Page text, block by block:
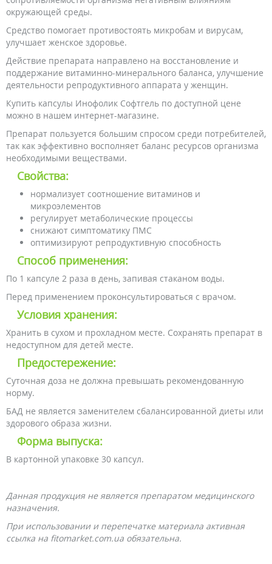
окружающей среды.
Средство помогает противостоять микробам и вирусам,
улучшает женское здоровье.
Действие препарата направлено на восстановление и
поддержание витаминно-минерального баланса, улучшение
деятельности репродуктивного аппарата у женщин.
Купить капсулы Инофолик Софтгель по доступной цене
можно в нашем интернет-магазине.
Препарат пользуется большим спросом среди потребителей,
так как эффективно восполняет баланс ресурсов организма
необходимыми веществами.
Свойства:
нормализует соотношение витаминов и
микроэлементов
регулирует метаболические процессы
снижают симптоматику ПМС
оптимизируют репродуктивную способность
Способ применения:
По 1 капсуле 2 раза в день, запивая стаканом воды.
Перед применением проконсультироваться с врачом.
Условия хранения:
Хранить в сухом и прохладном месте. Сохранять препарат в
недоступном для детей месте.
Предостережение:
Суточная доза не должна превышать рекомендованную
норму.
БАД не является заменителем сбалансированной диеты или
здорового образа жизни.
Форма выпуска:
В картонной упаковке 30 капсул.
Данная продукция не является препаратом медицинского
назначения.
При использовании и перепечатке материала активная
ссылка на fitomarket.com.ua обязательна.